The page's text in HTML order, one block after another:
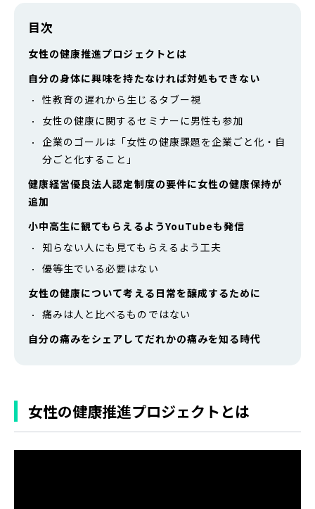
目次
女性の健康推進プロジェクトとは
自分の身体に興味を持たなければ対処もできない
性教育の遅れから生じるタブー視
女性の健康に関するセミナーに男性も参加
企業のゴールは「女性の健康課題を企業ごと化・自
分ごと化すること」
健康経営優良法人認定制度の要件に女性の健康保持が
追加
小中高生に観てもらえるようYouTubeも発信
知らない人にも見てもらえるよう工夫
優等生でいる必要はない
女性の健康について考える日常を醸成するために
痛みは人と比べるものではない
自分の痛みをシェアしてだれかの痛みを知る時代
女性の健康推進プロジェクトとは